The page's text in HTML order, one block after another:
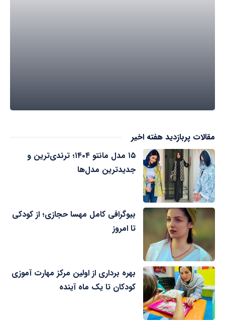
مقالات پربازدید هفته اخیر
۱۵ مدل مانتو ۱۴۰۴؛ ترندی‌ترین و
جدیدترین مدل‌ها
بیوگرافی کامل مهسا حجازی؛ از کودکی
تا امروز
بهره برداری از اولین مرکز مهارت آموزی
کودکان تا یک ماه آینده